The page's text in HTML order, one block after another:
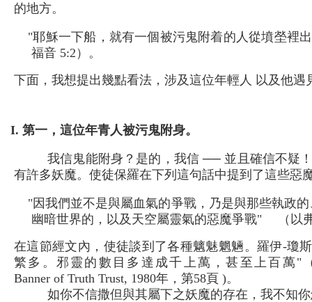
的地方。
"耶穌一下船，就有一個被污鬼附着的人從墳塋裡
福音 5:2）。
下面，我想提出幾點看法，涉及這位年輕人 以及他遇
I. 第一，這位年青人被污鬼附身。
我信鬼能附身？是的，我信 ── 並且確信不疑
有許多妖魔。使徒保羅在下列這句話中提到了這些惡
"因我們並不是與屬血氣的爭戰，乃是與那些執政
幽暗世界的，以及天空屬靈氣的惡魔爭戰" （以
在這節經文內，使徒談到了各種魑魅魍魎。羅伊-瓊
繁多。邪靈的數目多達成千上萬，甚至上百萬"
Banner of Truth Trust, 1980年，第58頁 )。
如你不信撒但與其屬下之妖魔的存在，我不知